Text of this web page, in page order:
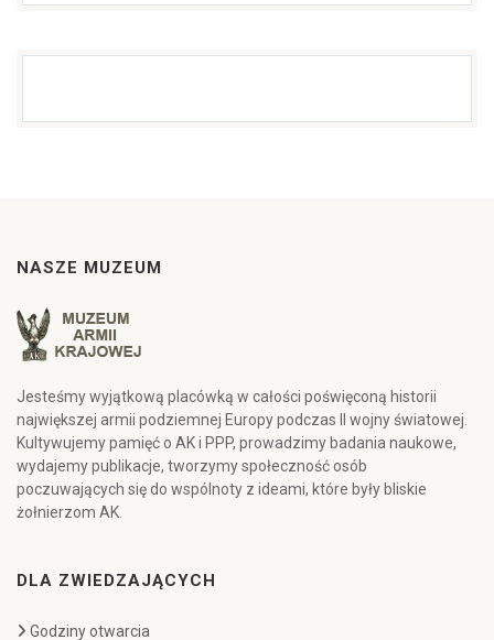
NASZE MUZEUM
Jesteśmy wyjątkową placówką w całości poświęconą historii
największej armii podziemnej Europy podczas II wojny światowej.
Kultywujemy pamięć o AK i PPP, prowadzimy badania naukowe,
wydajemy publikacje, tworzymy społeczność osób
poczuwających się do wspólnoty z ideami, które były bliskie
żołnierzom AK.
DLA ZWIEDZAJĄCYCH
Godziny otwarcia